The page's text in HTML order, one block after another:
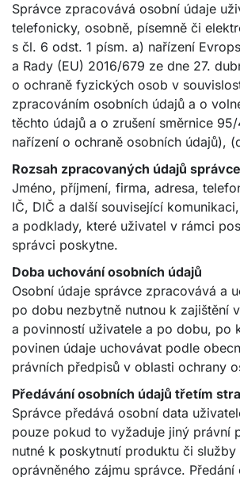
Správce zpracovává osobní údaje
telefonicky, osobně, písemně či
s čl. 6 odst. 1 písm. a) nařízení
a Rady (EU) 2016/679 ze dne 27.
o ochraně fyzických osob v
zpracováním osobních údajů a o
těchto údajů a o zrušení směrnice
nařízení o ochraně osobních údajů),
Rozsah zpracovaných údajů
Jméno, příjmení, firma, adresa,
IČ, DIČ a další související
a podklady, které uživatel v rámci
správci poskytne.
Doba uchování osobních údajů
Osobní údaje správce zpracovává a
po dobu nezbytně nutnou k zajištění
a povinností uživatele a po dobu, po
povinen údaje uchovávat podle
právních předpisů v oblasti ochrany
Předávání osobních údajů třetím
Správce předává osobní data
pouze pokud to vyžaduje jiný právní
nutné k poskytnutí produktu či
oprávněného zájmu správce. Předání